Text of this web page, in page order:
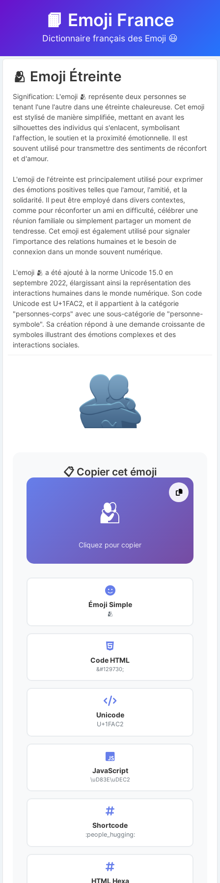
📙 Emoji France
Dictionnaire français des Emoji 😃
🫂 Emoji Étreinte
Signification: L'emoji 🫂 représente deux personnes se
tenant l'une l'autre dans une étreinte chaleureuse. Cet emoji
est stylisé de manière simplifiée, mettant en avant les
silhouettes des individus qui s'enlacent, symbolisant
l'affection, le soutien et la proximité émotionnelle. Il est
souvent utilisé pour transmettre des sentiments de réconfort
et d'amour.
L'emoji de l'étreinte est principalement utilisé pour exprimer
des émotions positives telles que l'amour, l'amitié, et la
solidarité. Il peut être employé dans divers contextes,
comme pour réconforter un ami en difficulté, célébrer une
réunion familiale ou simplement partager un moment de
tendresse. Cet emoji est également utilisé pour signaler
l'importance des relations humaines et le besoin de
connexion dans un monde souvent numérique.
L'emoji 🫂 a été ajouté à la norme Unicode 15.0 en
septembre 2022, élargissant ainsi la représentation des
interactions humaines dans le monde numérique. Son code
Unicode est U+1FAC2, et il appartient à la catégorie
"personnes-corps" avec une sous-catégorie de "personne-
symbole". Sa création répond à une demande croissante de
symboles illustrant des émotions complexes et des
interactions sociales.
📋 Copier cet émoji
🫂
Cliquez pour copier
Émoji Simple
🫂
Code HTML
&#129730;
Unicode
U+1FAC2
JavaScript
\uD83E\uDEC2
Shortcode
:people_hugging:
HTML Hexa